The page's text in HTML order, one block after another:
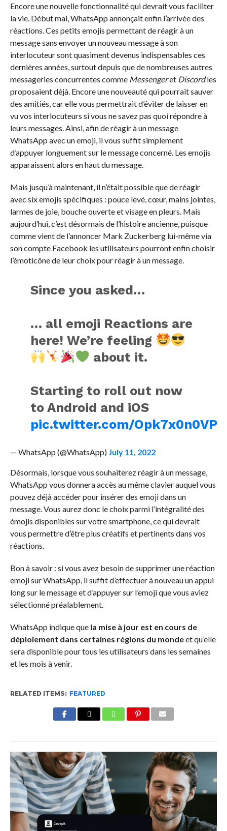
Encore une nouvelle fonctionnalité qui devrait vous faciliter
la vie. Début mai, WhatsApp annonçait enfin l’arrivée des
réactions. Ces petits emojis permettant de réagir à un
message sans envoyer un nouveau message à son
interlocuteur sont quasiment devenus indispensables ces
dernières années, surtout depuis que de nombreuses autres
messageries concurrentes comme Messengeret Discordles
proposaient déjà. Encore une nouveauté qui pourrait sauver
des amitiés, car elle vous permettrait d’éviter de laisser en
vu vos interlocuteurs si vous ne savez pas quoi répondre à
leurs messages. Ainsi, afin de réagir à un message
WhatsApp avec un emoji, il vous suffit simplement
d’appuyer longuement sur le message concerné. Les emojis
apparaissent alors en haut du message.
Mais jusqu’à maintenant, il n’était possible que de réagir
avec six emojis spécifiques : pouce levé, cœur, mains jointes,
larmes de joie, bouche ouverte et visage en pleurs. Mais
aujourd’hui, c’est désormais de l’histoire ancienne, puisque
comme vient de l’annoncer Mark Zuckerberg lui-même via
son compte Facebook les utilisateurs pourront enfin choisir
l’émoticône de leur choix pour réagir à un message.
Since you asked…
… all emoji Reactions are
here! We’re feeling
about it.
Starting to roll out now
to Android and iOS
pic.twitter.com/Opk7x0n0VP
— WhatsApp (@WhatsApp) July 11, 2022
Désormais, lorsque vous souhaiterez réagir à un message,
WhatsApp vous donnera accès au même clavier auquel vous
pouvez déjà accéder pour insérer des emoji dans un
message. Vous aurez donc le choix parmi l’intégralité des
émojis disponibles sur votre smartphone, ce qui devrait
vous permettre d’être plus créatifs et pertinents dans vos
réactions.
Bon à savoir : si vous avez besoin de supprimer une réaction
emoji sur WhatsApp, il suffit d’effectuer à nouveau un appui
long sur le message et d’appuyer sur l’emoji que vous aviez
sélectionné préalablement.
WhatsApp indique que la mise à jour est en cours de
déploiement dans certaines régions du mondeet qu’elle
sera disponible pour tous les utilisateurs dans les semaines
et les mois à venir.
RELATED ITEMS: FEATURED